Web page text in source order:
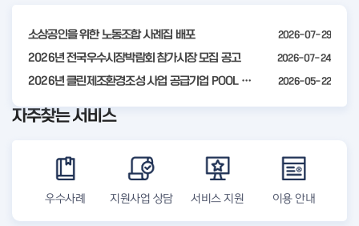
4
소상공인을 위한 노동조합 사례집 배포 2026-07-29
2026년 전국우수시장박람회 참가시장 모집 공고 2026-07-24
2026년 클린제조환경조성 사업 공급기업 POOL 안내 2026-05-22
항
보
기
자주찾는 서비스
우수사례 지원사업 상담 서비스 지원 이용 안내